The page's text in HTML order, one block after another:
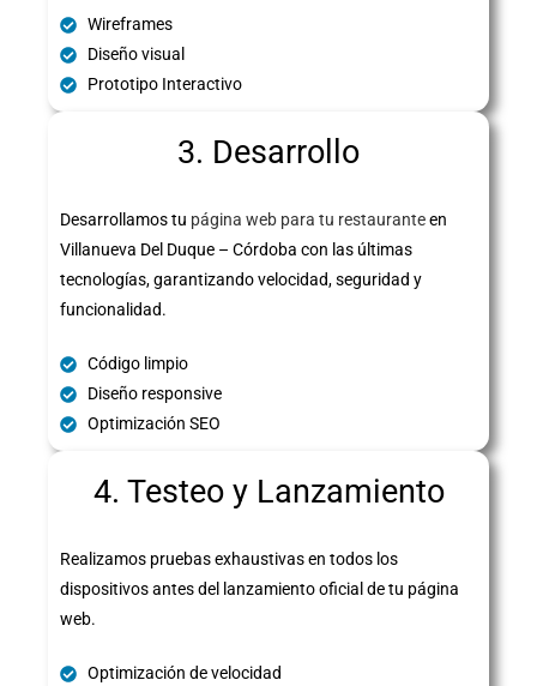
Wireframes
Diseño visual
Prototipo Interactivo
3. Desarrollo
Desarrollamos tu página web para tu restauranteen
Villanueva Del Duque – Córdoba con las últimas
tecnologías, garantizando velocidad, seguridad y
funcionalidad.
Código limpio
Diseño responsive
Optimización SEO
4. Testeo y Lanzamiento
Realizamos pruebas exhaustivas en todos los
dispositivos antes del lanzamiento oficial de tu página
web.
Optimización de velocidad